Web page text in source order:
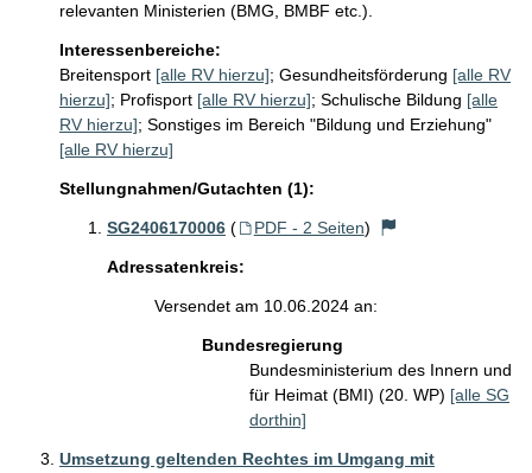
relevanten Ministerien (BMG, BMBF etc.).
Interessenbereiche:
Breitensport [alle RV hierzu]; Gesundheitsförderung [alle RV
hierzu]; Profisport [alle RV hierzu]; Schulische Bildung [alle
RV hierzu]; Sonstiges im Bereich "Bildung und Erziehung"
[alle RV hierzu]
Stellungnahmen/Gutachten (1):
SG2406170006 ( PDF - 2 Seiten)
Adressatenkreis:
Versendet am 10.06.2024 an:
Bundesregierung
Bundesministerium des Innern und
für Heimat (BMI) (20. WP) [alle SG
dorthin]
Umsetzung geltenden Rechtes im Umgang mit